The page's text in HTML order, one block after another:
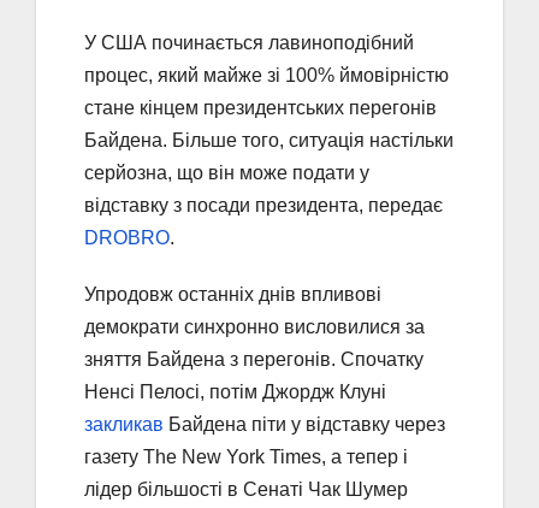
У США починається лавиноподібний
процес, який майже зі 100% ймовірністю
стане кінцем президентських перегонів
Байдена. Більше того, ситуація настільки
серйозна, що він може подати у
відставку з посади президента, передає
DROBRO.
Упродовж останніх днів впливові
демократи синхронно висловилися за
зняття Байдена з перегонів. Спочатку
Ненсі Пелосі, потім Джордж Клуні
закликав Байдена піти у відставку через
газету The New York Times, а тепер і
лідер більшості в Сенаті Чак Шумер